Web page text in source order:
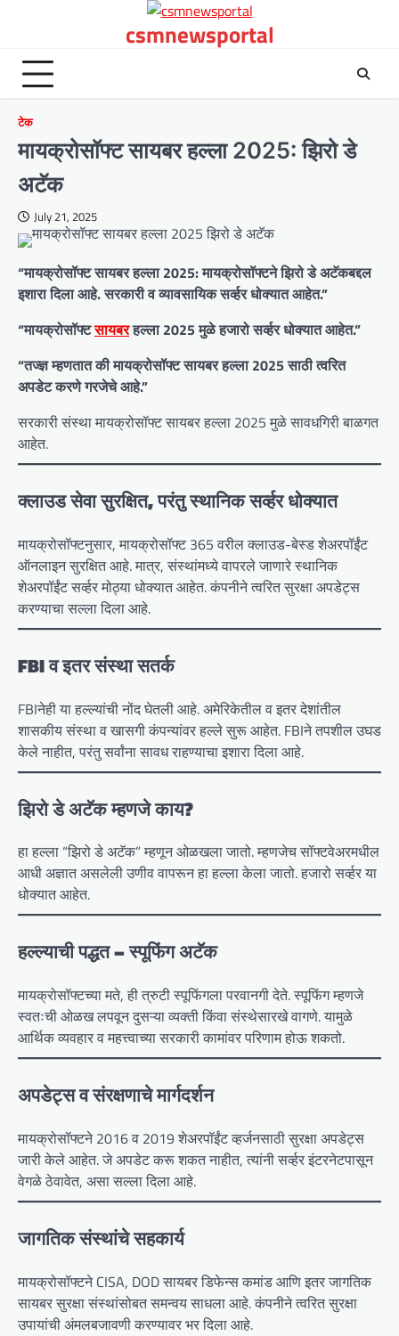
csmnewsportal
टेक
मायक्रोसॉफ्ट सायबर हल्ला 2025: झिरो डे
अटॅक
July 21, 2025
“मायक्रोसॉफ्ट सायबर हल्ला 2025: मायक्रोसॉफ्टने झिरो डे अटॅकबद्दल
इशारा दिला आहे. सरकारी व व्यावसायिक सर्व्हर धोक्यात आहेत.”
“मायक्रोसॉफ्टसायबरहल्ला 2025 मुळे हजारो सर्व्हर धोक्यात आहेत.”
“तज्ज्ञ म्हणतात की मायक्रोसॉफ्ट सायबर हल्ला 2025 साठी त्वरित
अपडेट करणे गरजेचे आहे.”
सरकारी संस्था मायक्रोसॉफ्ट सायबर हल्ला 2025 मुळे सावधगिरी बाळगत
आहेत.
क्लाउड सेवा सुरक्षित, परंतु स्थानिक सर्व्हर धोक्यात
मायक्रोसॉफ्टनुसार, मायक्रोसॉफ्ट 365 वरील क्लाउड-बेस्ड शेअरपॉईंट
ऑनलाइन सुरक्षित आहे. मात्र, संस्थांमध्ये वापरले जाणारे स्थानिक
शेअरपॉईंट सर्व्हर मोठ्या धोक्यात आहेत. कंपनीने त्वरित सुरक्षा अपडेट्स
करण्याचा सल्ला दिला आहे.
FBI व इतर संस्था सतर्क
FBIनेही या हल्ल्यांची नोंद घेतली आहे. अमेरिकेतील व इतर देशांतील
शासकीय संस्था व खासगी कंपन्यांवर हल्ले सुरू आहेत. FBIने तपशील उघड
केले नाहीत, परंतु सर्वांना सावध राहण्याचा इशारा दिला आहे.
झिरो डे अटॅक म्हणजे काय?
हा हल्ला “झिरो डे अटॅक” म्हणून ओळखला जातो. म्हणजेच सॉफ्टवेअरमधील
आधी अज्ञात असलेली उणीव वापरून हा हल्ला केला जातो. हजारो सर्व्हर या
धोक्यात आहेत.
हल्ल्याची पद्धत – स्पूफिंग अटॅक
मायक्रोसॉफ्टच्या मते, ही त्रुटी स्पूफिंगला परवानगी देते. स्पूफिंग म्हणजे
स्वतःची ओळख लपवून दुसऱ्या व्यक्ती किंवा संस्थेसारखे वागणे. यामुळे
आर्थिक व्यवहार व महत्त्वाच्या सरकारी कामांवर परिणाम होऊ शकतो.
अपडेट्स व संरक्षणाचे मार्गदर्शन
मायक्रोसॉफ्टने 2016 व 2019 शेअरपॉईंट व्हर्जनसाठी सुरक्षा अपडेट्स
जारी केले आहेत. जे अपडेट करू शकत नाहीत, त्यांनी सर्व्हर इंटरनेटपासून
वेगळे ठेवावेत, असा सल्ला दिला आहे.
जागतिक संस्थांचे सहकार्य
मायक्रोसॉफ्टने CISA, DOD सायबर डिफेन्स कमांड आणि इतर जागतिक
सायबर सुरक्षा संस्थांसोबत समन्वय साधला आहे. कंपनीने त्वरित सुरक्षा
उपायांची अंमलबजावणी करण्यावर भर दिला आहे.